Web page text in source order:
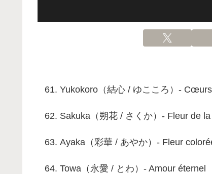
Yukokoro（結心 / ゆこころ）-
Sakuka（朔花 / さくか）- Fleur de
Ayaka（彩華 / あやか）- Fleur
Towa（永愛 / とわ）- Amour éternel